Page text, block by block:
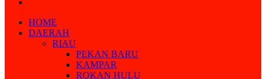
HOME
DAERAH
RIAU
PEKAN BARU
KAMPAR
ROKAN HULU